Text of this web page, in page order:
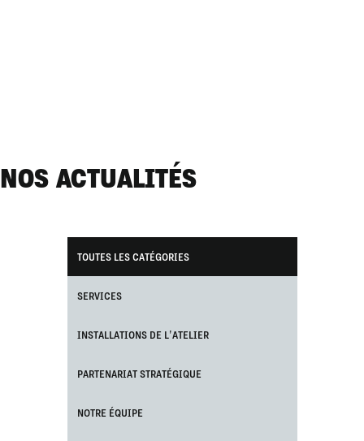
NOS ACTUALITÉS
TOUTES LES CATÉGORIES
SERVICES
INSTALLATIONS DE L'ATELIER
PARTENARIAT STRATÉGIQUE
NOTRE ÉQUIPE